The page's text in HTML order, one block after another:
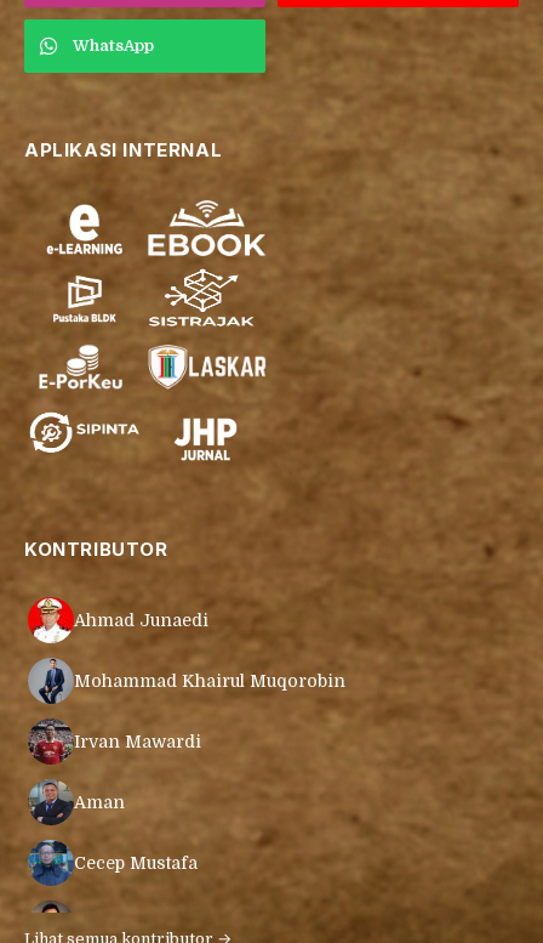
WhatsApp
APLIKASI INTERNAL
KONTRIBUTOR
Ahmad Junaedi
Mohammad Khairul Muqorobin
Irvan Mawardi
Aman
Cecep Mustafa
Lihat semua kontributor →